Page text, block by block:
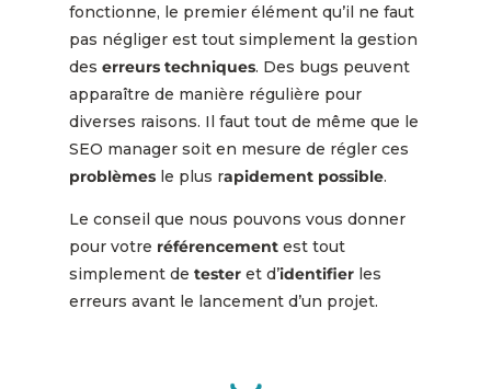
fonctionne, le premier élément qu’il ne faut
pas négliger est tout simplement la gestion
des erreurs techniques. Des bugs peuvent
apparaître de manière régulière pour
diverses raisons. Il faut tout de même que le
SEO manager soit en mesure de régler ces
problèmesle plus rapidement possible.
Le conseil que nous pouvons vous donner
pour votre référencementest tout
simplement de testeret d’identifierles
erreurs avant le lancement d’un projet.